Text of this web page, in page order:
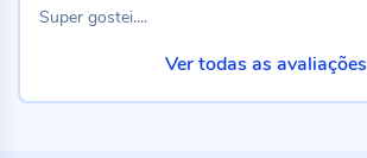
Super gostei....
Ver todas as avaliações